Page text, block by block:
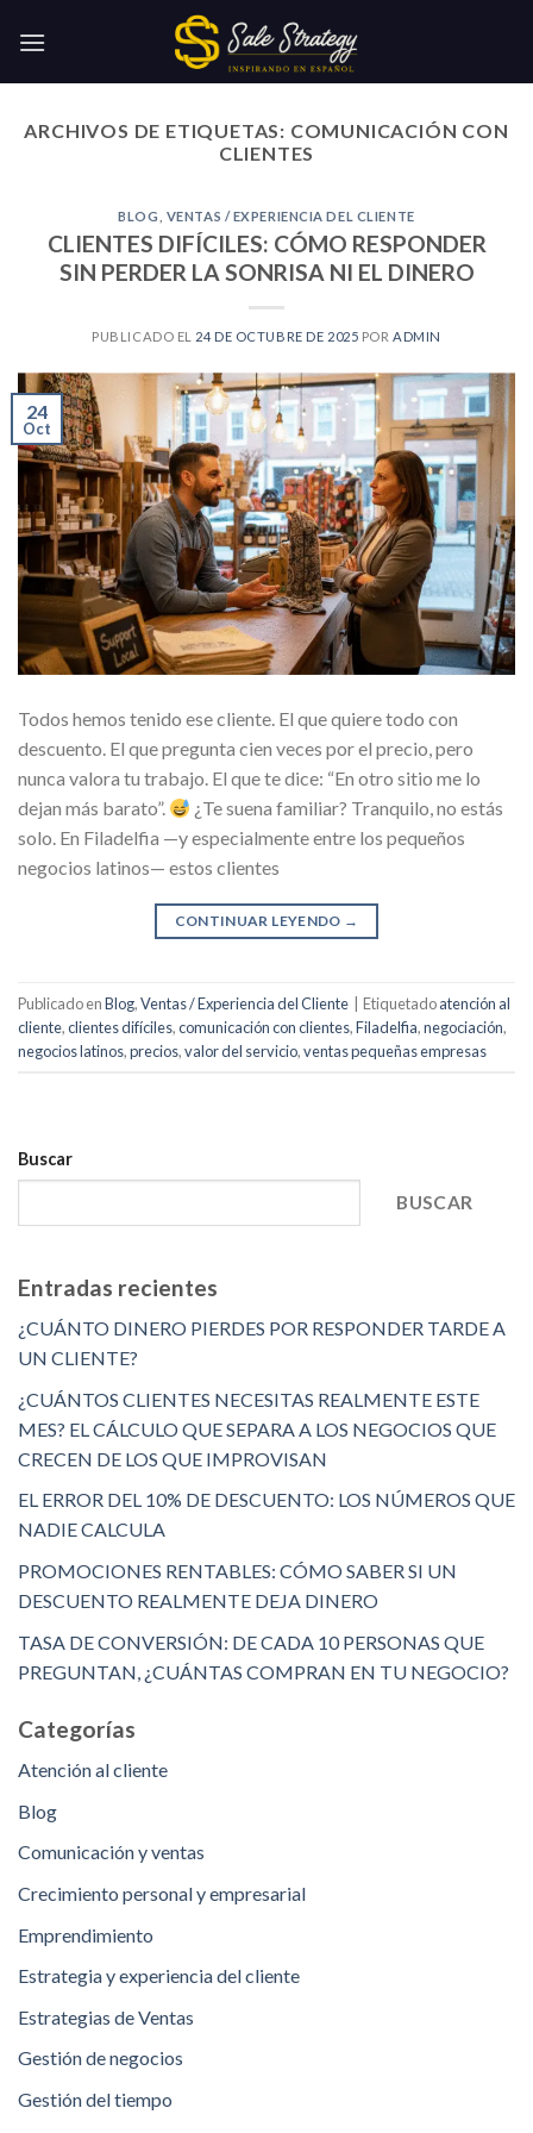
ARCHIVOS DE ETIQUETAS: COMUNICACIÓN CON
CLIENTES
BLOG VENTAS / EXPERIENCIA DEL CLIENTE
CLIENTES DIFÍCILES: CÓMO RESPONDER
SIN PERDER LA SONRISA NI EL DINERO
PUBLICADO EL 24 DE OCTUBRE DE 2025 POR ADMIN
24
Oct
Todos hemos tenido ese cliente. El que quiere todo con
descuento. El que pregunta cien veces por el precio, pero
nunca valora tu trabajo. El que te dice: “En otro sitio me lo
dejan más barato”.
¿Te suena familiar? Tranquilo, no estás
solo. En Filadelfia —y especialmente entre los pequeños
negocios latinos— estos clientes
CONTINUAR LEYENDO →
Publicado enBlog,Ventas / Experiencia del Cliente Etiquetadoatención al
cliente,clientes difíciles,comunicación con clientes,Filadelfia,negociación,
negocios latinos,precios,valor del servicio,ventas pequeñas empresas
Buscar
BUSCAR
Entradas recientes
¿CUÁNTO DINERO PIERDES POR RESPONDER TARDE A
UN CLIENTE?
¿CUÁNTOS CLIENTES NECESITAS REALMENTE ESTE
MES? EL CÁLCULO QUE SEPARA A LOS NEGOCIOS QUE
CRECEN DE LOS QUE IMPROVISAN
EL ERROR DEL 10% DE DESCUENTO: LOS NÚMEROS QUE
NADIE CALCULA
PROMOCIONES RENTABLES: CÓMO SABER SI UN
DESCUENTO REALMENTE DEJA DINERO
TASA DE CONVERSIÓN: DE CADA 10 PERSONAS QUE
PREGUNTAN, ¿CUÁNTAS COMPRAN EN TU NEGOCIO?
Categorías
Atención al cliente
Blog
Comunicación y ventas
Crecimiento personal y empresarial
Emprendimiento
Estrategia y experiencia del cliente
Estrategias de Ventas
Gestión de negocios
Gestión del tiempo